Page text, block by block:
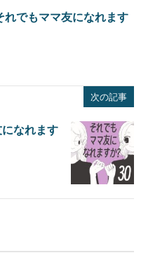
れでもママ友になれます
次の記事
になれます